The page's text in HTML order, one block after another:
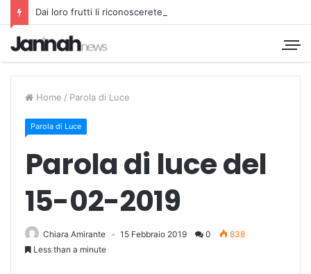
Dai loro frutti li riconoscerete
Home / Parola di Luce
Parola di Luce
Parola di luce del
15-02-2019
Chiara Amirante 15 Febbraio 2019 0
838
Less than a minute